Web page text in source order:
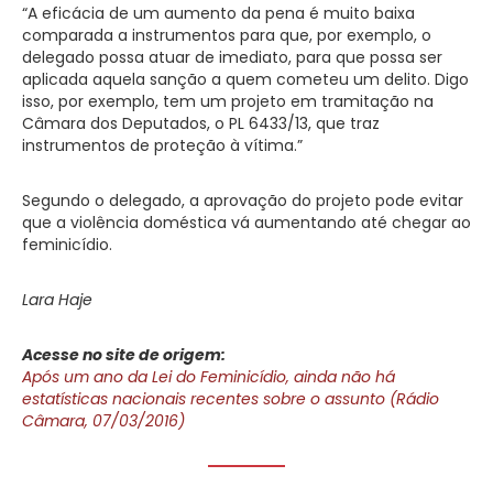
“A eficácia de um aumento da pena é muito baixa
comparada a instrumentos para que, por exemplo, o
delegado possa atuar de imediato, para que possa ser
aplicada aquela sanção a quem cometeu um delito. Digo
isso, por exemplo, tem um projeto em tramitação na
Câmara dos Deputados, o PL 6433/13, que traz
instrumentos de proteção à vítima.”
Segundo o delegado, a aprovação do projeto pode evitar
que a violência doméstica vá aumentando até chegar ao
feminicídio.
Lara Haje
Acesse no site de origem:
Após um ano da Lei do Feminicídio, ainda não há
estatísticas nacionais recentes sobre o assunto (Rádio
Câmara, 07/03/2016)